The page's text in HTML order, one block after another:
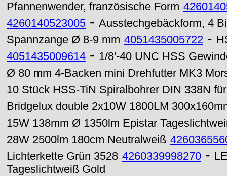
Pfannenwender, französische Form
4260140523005 - Ausstechgebäckform, 4
Spannzange Ø 8-9 mm 4051435005722 -
4051435009614 - 1/8'-40 UNC HSS
Ø 80 mm 4-Backen mini Drehfutter MK3
10 Stück HSS-TiN Spiralbohrer DIN 338N
Bridgelux double 2x10W 1800LM
15W 138mm Ø 1350lm Epistar
28W 2500lm 180cm Neutralweiß
Lichterkette Grün 3528 4260339998270 -
Tageslichtweiß Gold